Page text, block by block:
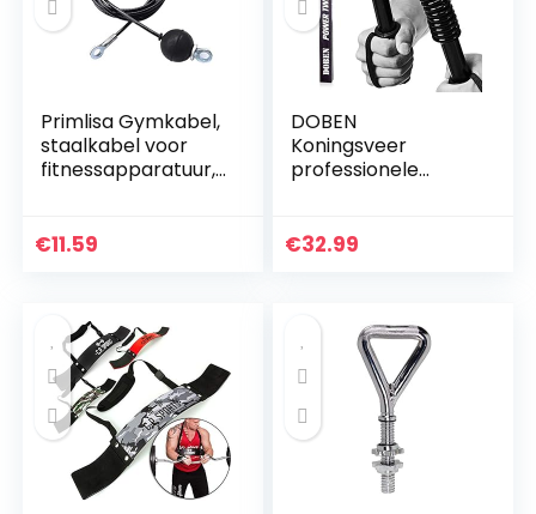
Primlisa Gymkabel,
staalkabel voor
fitnessapparatuur,
draadkabel met
€11.59
DOBEN
Koningsveer
professionele
fitness 20 kg, 30 kg,
€32.99